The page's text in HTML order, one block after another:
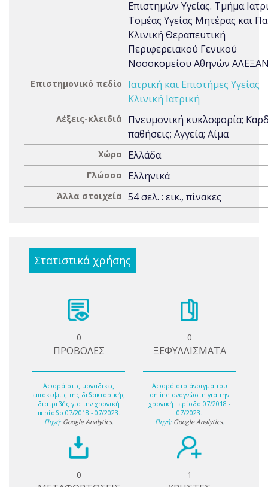
Επιστημών Υγείας. Τμήμα
Τομέας Υγείας Μητέρας και
Κλινική Θεραπευτική
Περιφερειακού Γενικού
Νοσοκομείου Αθηνών
Επιστημονικό πεδίο
Ιατρική και Επιστήμες Υγείας
Κλινική Ιατρική
Λέξεις-κλειδιά
Πνευμονική κυκλοφορία;
παθήσεις; Αγγεία; Αίμα
Χώρα Ελλάδα
Γλώσσα Ελληνικά
Άλλα στοιχεία 54 σελ. : εικ., πίνακες
Στατιστικά χρήσης
0
ΠΡΟΒΟΛΕΣ
Αφορά στις μοναδικές
επισκέψεις της διδακτορικής
διατριβής για την χρονική
περίοδο 07/2018 - 07/2023.
Πηγή: Google Analytics.
0
ΞΕΦΥΛΛΙΣΜΑΤΑ
Αφορά στο άνοιγμα του
online αναγνώστη για την
χρονική περίοδο 07/2018 -
07/2023.
Πηγή: Google Analytics.
0 1